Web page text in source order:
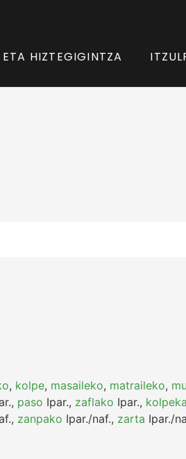
HIZTEGIGINTZA
, kolpe, masaileko, matraileko,
, paso Ipar., zaflako Ipar.,
, zanpako Ipar./naf., zarta Ipar./